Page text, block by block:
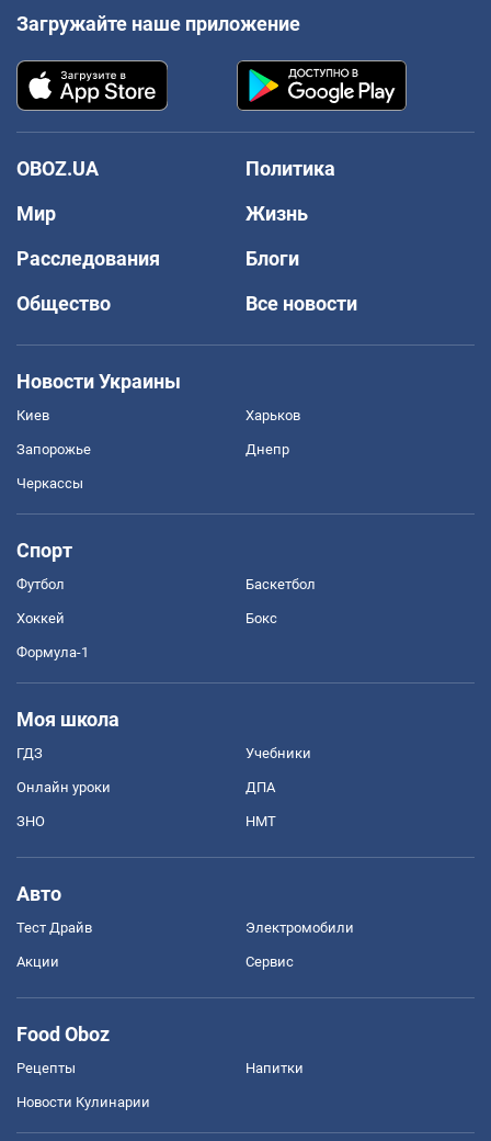
Загружайте наше приложение
OBOZ.UA
Политика
Мир
Жизнь
Расследования
Блоги
Общество
Все новости
Новости Украины
Киев Харьков
Запорожье Днепр
Черкассы
Спорт
Футбол Баскетбол
Хоккей Бокс
Формула-1
Моя школа
ГДЗ Учебники
Онлайн уроки ДПА
ЗНО НМТ
Авто
Тест Драйв Электромобили
Акции Сервис
Food Oboz
Рецепты Напитки
Новости Кулинарии